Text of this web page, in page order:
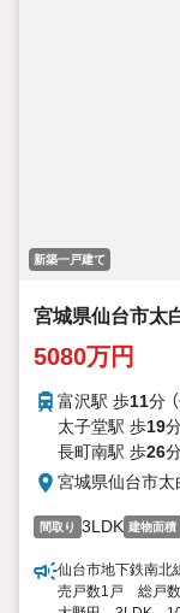
新築一戸建て
宮城県仙台市太
5080万円
富沢駅 歩11分
太子堂駅 歩19
長町南駅 歩26
宮城県仙台市太
間取り 3LDK 建物面積
仙台市地下鉄南
売戸数1戸 総戸